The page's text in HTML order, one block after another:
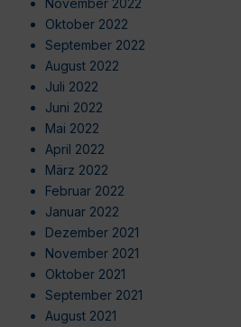
Oktober 2022
September 2022
August 2022
Juli 2022
Juni 2022
Mai 2022
April 2022
März 2022
Februar 2022
Januar 2022
Dezember 2021
November 2021
Oktober 2021
September 2021
August 2021